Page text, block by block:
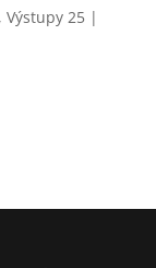
Výstupy 25|